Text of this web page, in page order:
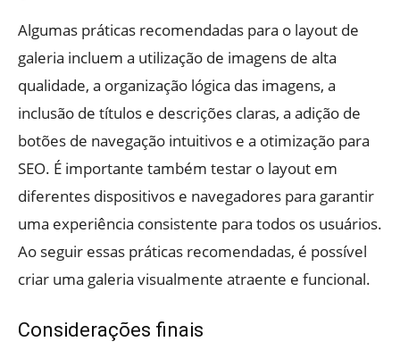
Algumas práticas recomendadas para o layout de
galeria incluem a utilização de imagens de alta
qualidade, a organização lógica das imagens, a
inclusão de títulos e descrições claras, a adição de
botões de navegação intuitivos e a otimização para
SEO. É importante também testar o layout em
diferentes dispositivos e navegadores para garantir
uma experiência consistente para todos os usuários.
Ao seguir essas práticas recomendadas, é possível
criar uma galeria visualmente atraente e funcional.
Considerações finais